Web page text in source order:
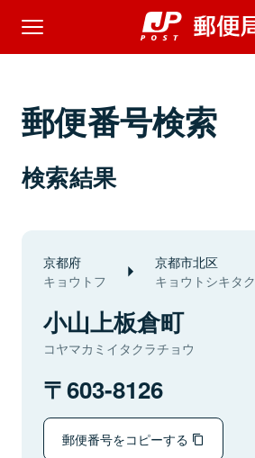
郵便番号検索
検索結果
京都府
キョウトフ
京都市北区
キョウトシキタク
小山上板倉町
コヤマカミイタクラチョウ
603-8126
郵便番号をコピーする